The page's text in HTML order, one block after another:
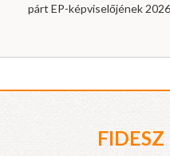
párt EP-képviselőjének